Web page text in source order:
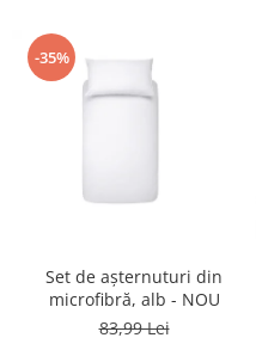
Igiena animale de companie
Mobila si transport animale de
companie
Componente PC
Consumabile
-35%
Set de așternuturi din
microfibră, alb - NOU
83,99 Lei